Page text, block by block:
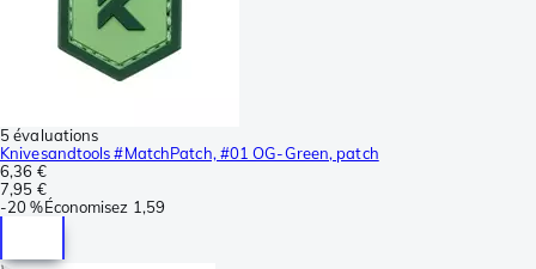
5 évaluations
Knivesandtools #MatchPatch, #01 OG-Green, patch
6,36 €
7,95 €
-20 %Économisez 1,59